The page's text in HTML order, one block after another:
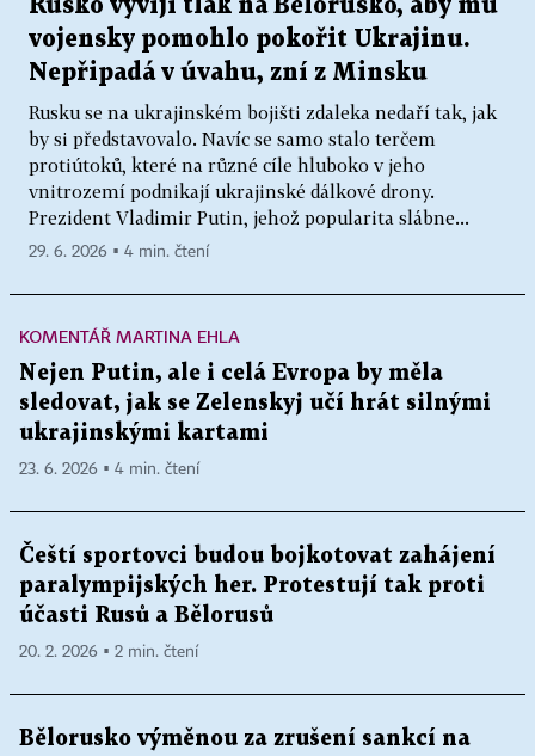
Rusko vyvíjí tlak na Bělorusko, aby mu
vojensky pomohlo pokořit Ukrajinu.
Nepřipadá v úvahu, zní z Minsku
Rusku se na ukrajinském bojišti zdaleka nedaří tak, jak
by si představovalo. Navíc se samo stalo terčem
protiútoků, které na různé cíle hluboko v jeho
vnitrozemí podnikají ukrajinské dálkové drony.
Prezident Vladimir Putin, jehož popularita slábne...
29. 6. 2026 ▪ 4 min. čtení
KOMENTÁŘ MARTINA EHLA
Nejen Putin, ale i celá Evropa by měla
sledovat, jak se Zelenskyj učí hrát silnými
ukrajinskými kartami
23. 6. 2026 ▪ 4 min. čtení
Čeští sportovci budou bojkotovat zahájení
paralympijských her. Protestují tak proti
účasti Rusů a Bělorusů
20. 2. 2026 ▪ 2 min. čtení
Bělorusko výměnou za zrušení sankcí na